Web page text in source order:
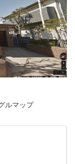
ルマップ